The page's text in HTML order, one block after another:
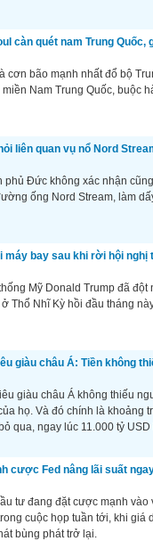
càn quét nam Trung
cơn bão mạnh nhất đổ bộ
miền Nam Trung Quốc, buộc
liên quan vụ nổ Nord
phủ Đức không xác nhận
ống Nord Stream, làm
máy bay sau khi rời hội nghị
Mỹ Donald Trump đã
ở Thổ Nhĩ Kỳ hồi đầu tháng
giàu châu Á: Tiền không
giàu châu Á không thiếu
họ. Và đó chính là khoảng
qua, ngay lúc 11.000 tỷ
cược Fed nâng lãi suất
tư đang đặt cược mạnh
cuộc họp tuần tới, khi giá
bùng phát trở lại.